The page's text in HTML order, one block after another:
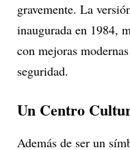
gravemente. La
inaugurada en 1984,
con mejoras
seguridad.
Un Centro
Además de ser un